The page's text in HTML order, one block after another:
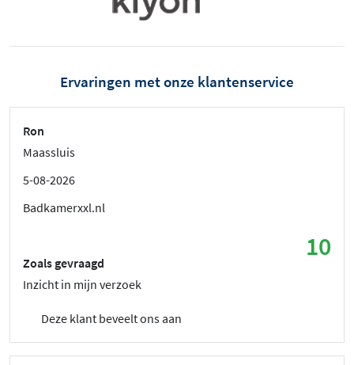
Ervaringen met onze klantenservice
Ron
Maassluis
5-08-2026
Badkamerxxl.nl
10
Zoals gevraagd
Inzicht in mijn verzoek
Deze klant beveelt ons aan